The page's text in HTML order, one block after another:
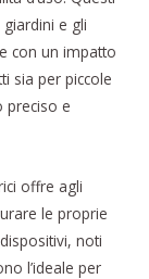
e gli
con un impatto
sia per piccole
preciso e
offre agli
le proprie
noti
l’ideale per